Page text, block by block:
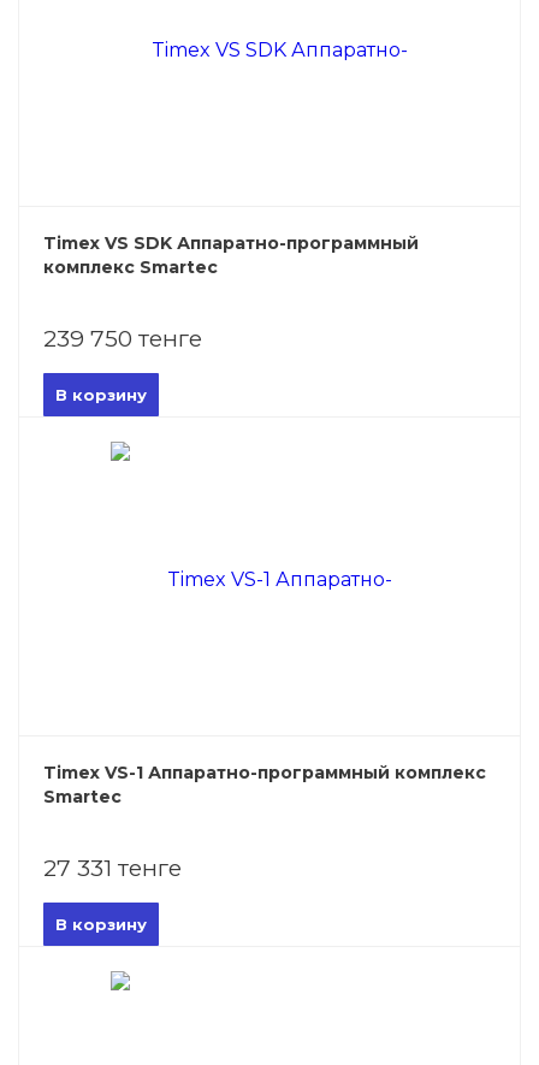
Timex VS SDK Аппаратно-программный
комплекс Smartec
239 750 тенге
В корзину
Timex VS-1 Аппаратно-программный комплекс
Smartec
27 331 тенге
В корзину